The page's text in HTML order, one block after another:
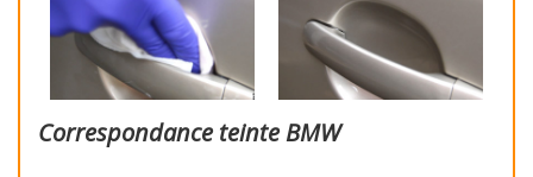
Correspondance teinte BMW